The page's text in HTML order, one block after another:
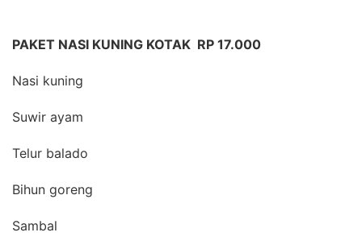
PAKET NASI KUNING KOTAK RP 17.000
Nasi kuning
Suwir ayam
Telur balado
Bihun goreng
Sambal